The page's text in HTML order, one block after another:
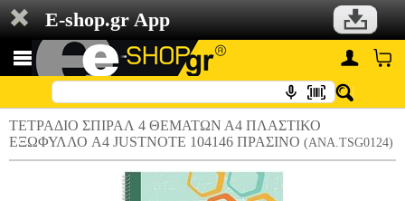
E-shop.gr App
ΤΕΤΡΑΔΙΟ ΣΠΙΡΑΛ 4 ΘΕΜΑΤΩΝ Α4 ΠΛΑΣΤΙΚΟ
ΕΞΩΦΥΛΛΟ A4 JUSTNOTE 104146 ΠΡΑΣΙΝΟ (ANA.TSG0124)